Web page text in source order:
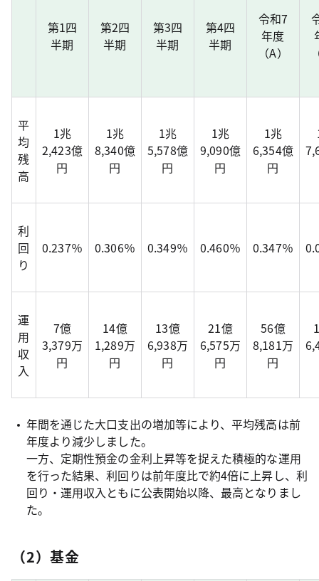
第1四
半期
第2四
半期
第3四
半期
第4四
半期
令和7
年度
（A）
平
均
残
高
1兆
2,423億
円
1兆
8,340億
円
1兆
5,578億
円
1兆
9,090億
円
1兆
6,354億
円
利
回
り
0.237％ 0.306％ 0.349％ 0.460％ 0.347％
運
用
収
入
7億
3,379万
円
14億
1,289万
円
13億
6,938万
円
21億
6,575万
円
56億
8,181万
円
年間を通じた大口支出の増加等により、平均残高は前
年度より減少しました。
一方、定期性預金の金利上昇等を捉えた積極的な運用
を行った結果、利回りは前年度比で約4倍に上昇し、利
回り・運用収入ともに公表開始以降、最高となりまし
た。
（2）基金